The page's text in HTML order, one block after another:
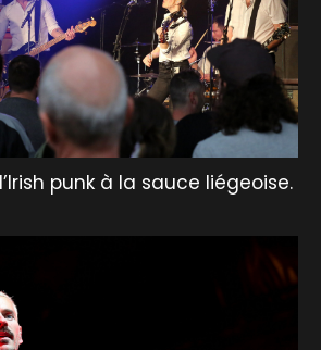
punk à la sauce liégeoise.